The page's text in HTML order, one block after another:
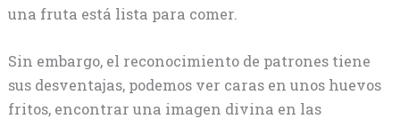
una fruta está lista para comer.
Sin embargo, el reconocimiento de patrones tiene
sus desventajas, podemos ver caras en unos huevos
fritos, encontrar una imagen divina en las